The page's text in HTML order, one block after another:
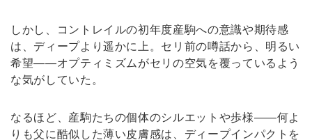
しかし、コントレイルの初年度産駒への意識や期待感
は、ディープより遥かに上。セリ前の噂話から、明るい
希望――オプティミズムがセリの空気を覆っているよう
な気がしていた。
なるほど、産駒たちの個体のシルエットや歩様――何よ
りも父に酷似した薄い皮膚感は、ディープインパクトを